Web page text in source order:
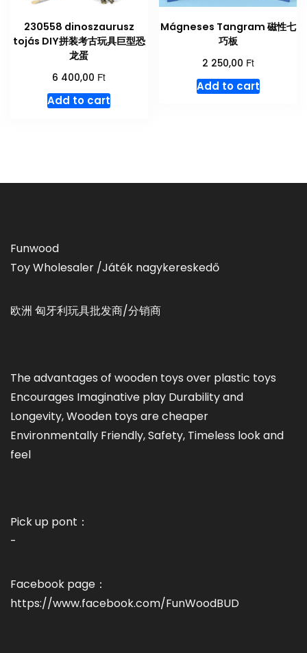
230558 dinoszaurusz
tojás DIY拼装考古玩具巨型恐
龙蛋
6 400,00 Ft
Add to cart
Mágneses Tangram 磁性七
巧板
2 250,00 Ft
Add to cart
Funwood
Toy Wholesaler /Játék nagykereskedő
欧洲 匈牙利玩具批发商/分销商
The advantages of wooden toys over plastic toys
Encourages Imaginative play Durability and
Longevity, Wooden toys are cheaper
Environmentally Friendly, Safety, Timeless look and
feel
Pick up pont：
-
Facebook page：
https://www.facebook.com/FunWoodBUD